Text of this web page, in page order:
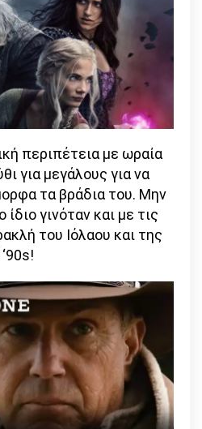
περιπέτεια με ωραία
για μεγάλους για να
τα βράδια του. Μην
γινόταν και με τις
του Ιόλαου και της